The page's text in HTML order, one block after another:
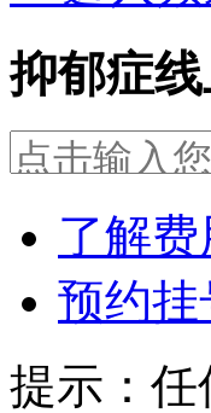
抑郁症
了解费
预约挂
提示：